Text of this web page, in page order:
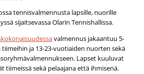
tennisvalmennusta lapsille, nuorille
sijaitsevassa Olarin Tennishallissa.
valmennus jakaantuu 5-
ja 13-23-vuotiaiden nuorten sekä
Lapset kuuluvat
tiimeissä sekä pelaajana että ihmisenä.